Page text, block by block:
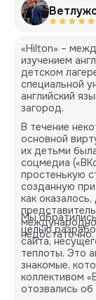
«Hilton» –
изучением
детском
специальной
английский
загород.
В течение
основной
их детьми
соцмедиа
простенькую
созданную
как
недостаточно.
Мы
целью
сайта,
теплоты. Это
знакомые,
коллективом
отозвались об